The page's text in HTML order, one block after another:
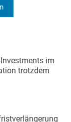
im
trotzdem